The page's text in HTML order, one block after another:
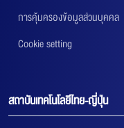
การคุ้มครองข้อมูลส่วนบุคคล
Cookie setting
สถาบันเทคโนโลยีไทย-ญี่ปุ่น